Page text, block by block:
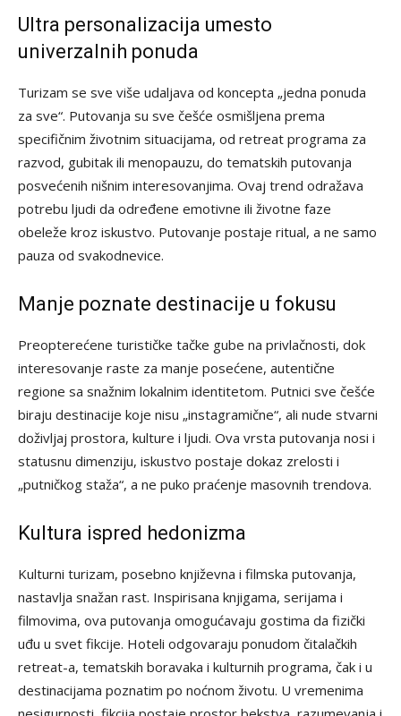
Ultra personalizacija umesto
univerzalnih ponuda
Turizam se sve više udaljava od koncepta „jedna ponuda
za sve“. Putovanja su sve češće osmišljena prema
specifičnim životnim situacijama, od retreat programa za
razvod, gubitak ili menopauzu, do tematskih putovanja
posvećenih nišnim interesovanjima. Ovaj trend odražava
potrebu ljudi da određene emotivne ili životne faze
obeleže kroz iskustvo. Putovanje postaje ritual, a ne samo
pauza od svakodnevice.
Manje poznate destinacije u fokusu
Preopterećene turističke tačke gube na privlačnosti, dok
interesovanje raste za manje posećene, autentične
regione sa snažnim lokalnim identitetom. Putnici sve češće
biraju destinacije koje nisu „instagramične“, ali nude stvarni
doživljaj prostora, kulture i ljudi. Ova vrsta putovanja nosi i
statusnu dimenziju, iskustvo postaje dokaz zrelosti i
„putničkog staža“, a ne puko praćenje masovnih trendova.
Kultura ispred hedonizma
Kulturni turizam, posebno književna i filmska putovanja,
nastavlja snažan rast. Inspirisana knjigama, serijama i
filmovima, ova putovanja omogućavaju gostima da fizički
uđu u svet fikcije. Hoteli odgovaraju ponudom čitalačkih
retreat-a, tematskih boravaka i kulturnih programa, čak i u
destinacijama poznatim po noćnom životu. U vremenima